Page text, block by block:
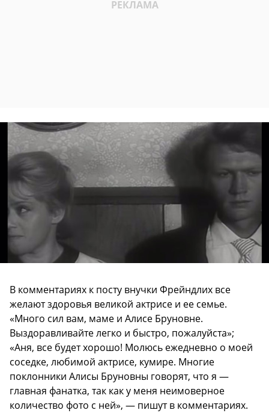
В комментариях к посту внучки Фрейндлих все
желают здоровья великой актрисе и ее семье.
«Много сил вам, маме и Алисе Бруновне.
Выздоравливайте легко и быстро, пожалуйста»;
«Аня, все будет хорошо! Молюсь ежедневно о моей
соседке, любимой актрисе, кумире. Многие
поклонники Алисы Бруновны говорят, что я —
главная фанатка, так как у меня неимоверное
количество фото с ней», — пишут в комментариях.